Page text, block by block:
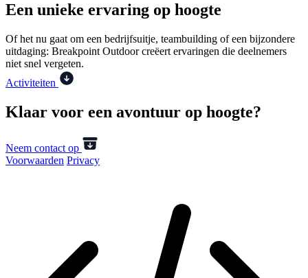
Een unieke ervaring op hoogte
Of het nu gaat om een bedrijfsuitje, teambuilding of een bijzondere
uitdaging: Breakpoint Outdoor creëert ervaringen die deelnemers
niet snel vergeten.
Activiteiten
Klaar voor een avontuur op hoogte?
Neem contact op
Voorwaarden Privacy